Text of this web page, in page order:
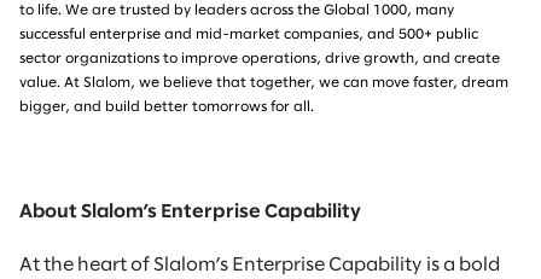
to life. We are trusted by leaders across the Global 1000, many
successful enterprise and mid-market companies, and 500+ public
sector organizations to improve operations, drive growth, and create
value. At Slalom, we believe that together, we can move faster, dream
bigger, and build better tomorrows for all.
About Slalom’s Enterprise Capability
At the heart of Slalom’s Enterprise Capability is a bold